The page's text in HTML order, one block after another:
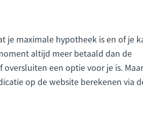
je maximale hypotheek is en of je
altijd meer betaald dan de
een optie voor je is. Maar
op de website berekenen via